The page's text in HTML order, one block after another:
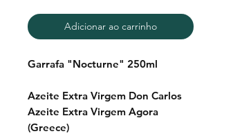
Adicionar ao carrinho
Garrafa "Nocturne" 250ml
Azeite Extra Virgem Don Carlos
Azeite Extra Virgem Agora
(Greece)